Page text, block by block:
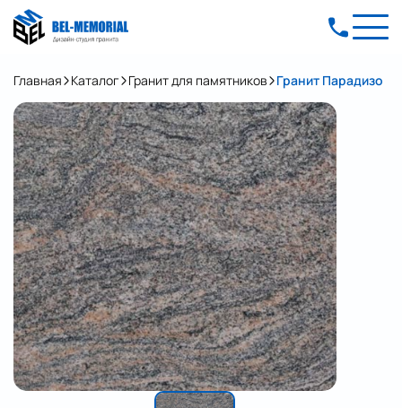
Главная Каталог Гранит для памятников Гранит Парадизо